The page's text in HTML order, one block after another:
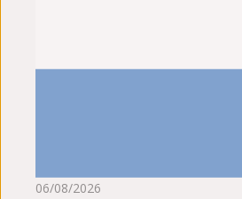
06/08/2026